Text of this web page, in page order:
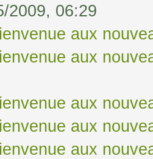
2009, 06:29
aux
aux
aux
aux
aux